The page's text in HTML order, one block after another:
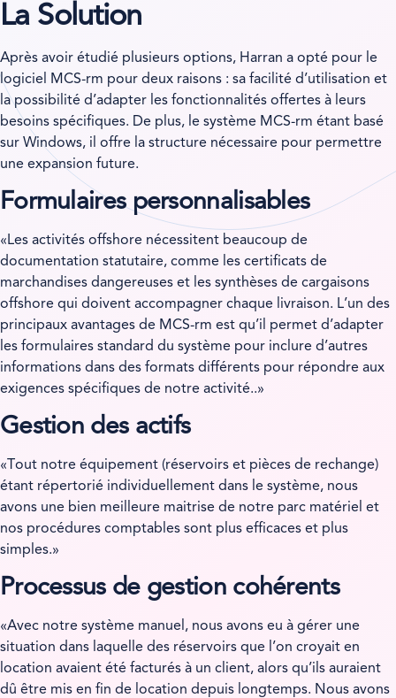
La Solution
Après avoir étudié plusieurs options, Harran a opté pour le
logiciel MCS-rm pour deux raisons : sa facilité d’utilisation et
la possibilité d’adapter les fonctionnalités offertes à leurs
besoins spécifiques. De plus, le système MCS-rm étant basé
sur Windows, il offre la structure nécessaire pour permettre
une expansion future.
Formulaires personnalisables
«Les activités offshore nécessitent beaucoup de
documentation statutaire, comme les certificats de
marchandises dangereuses et les synthèses de cargaisons
offshore qui doivent accompagner chaque livraison. L’un des
principaux avantages de MCS-rm est qu’il permet d’adapter
les formulaires standard du système pour inclure d’autres
informations dans des formats différents pour répondre aux
exigences spécifiques de notre activité..»
Gestion des actifs
«Tout notre équipement (réservoirs et pièces de rechange)
étant répertorié individuellement dans le système, nous
avons une bien meilleure maitrise de notre parc matériel et
nos procédures comptables sont plus efficaces et plus
simples.»
Processus de gestion cohérents
«Avec notre système manuel, nous avons eu à gérer une
situation dans laquelle des réservoirs que l’on croyait en
location avaient été facturés à un client, alors qu’ils auraient
dû être mis en fin de location depuis longtemps. Nous avons